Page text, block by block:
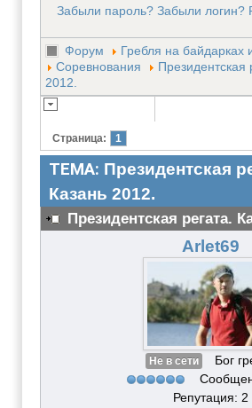
Забыли пароль? Забыли логин?
Форум
Гребля на байдарках
Соревнования
Президентская
2012.
Страница: 1
ТЕМА: Президентская
Казань 2012.
Президентская регата.
Arlet69
Не в сети
Бог
Репутация: 2